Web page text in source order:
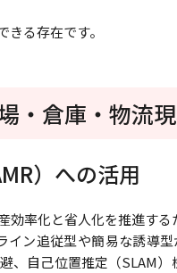
る存在です。
・倉庫・物流
）への活用
率化と省人化を推進する
ン追従型や簡易な誘導
、自己位置推定（SLAM